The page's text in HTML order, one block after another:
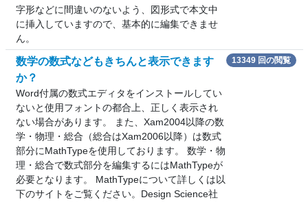
字形などに間違いのないよう、図形式で本文中
に挿入していますので、基本的に編集できませ
ん。
数学の数式などもきちんと表示できます
か？
Word付属の数式エディタをインストールしてい
ないと使用フォントの都合上、正しく表示され
ない場合があります。 また、Xam2004以降の数
学・物理・総合（総合はXam2006以降）は数式
部分にMathTypeを使用しております。 数学・物
理・総合で数式部分を編集するにはMathTypeが
必要となります。 MathTypeについて詳しくは以
下のサイトをご覧ください。Design Science社
13349 回の閲覧